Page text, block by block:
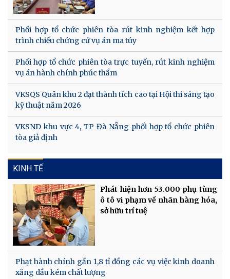
Phối hợp tổ chức phiên tòa rút kinh nghiệm kết hợp
trình chiếu chứng cứ vụ án ma túy
Phối hợp tổ chức phiên tòa trực tuyến, rút kinh nghiệm
vụ án hành chính phúc thẩm
VKSQS Quân khu 2 đạt thành tích cao tại Hội thi sáng tạo
kỹ thuật năm 2026
VKSND khu vực 4, TP Đà Nẵng phối hợp tổ chức phiên
tòa giả định
KINH TẾ
Phát hiện hơn 53.000 phụ tùng
ô tô vi phạm về nhãn hàng hóa,
sở hữu trí tuệ
Phạt hành chính gần 1,8 tỉ đồng các vụ việc kinh doanh
xăng dầu kém chất lượng